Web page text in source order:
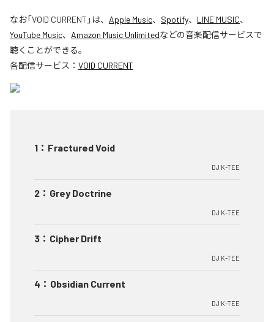
なお「VOID CURRENT 」は、 Apple Music、 Spotify、 LINE MUSIC、
YouTube Music、 Amazon Music Unlimitedなどの音楽配信サービスで
聴くことができる。
各配信サービス： VOID CURRENT
1 ： Fractured Void
DJ K-TEE
2 ： Grey Doctrine
DJ K-TEE
3 ： Cipher Drift
DJ K-TEE
4 ： Obsidian Current
DJ K-TEE